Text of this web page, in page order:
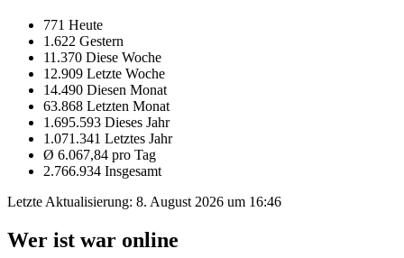
771 Heute
1.622 Gestern
11.370 Diese Woche
12.909 Letzte Woche
14.490 Diesen Monat
63.868 Letzten Monat
1.695.593 Dieses Jahr
1.071.341 Letztes Jahr
Ø 6.067,84 pro Tag
2.766.934 Insgesamt
Letzte Aktualisierung: 8. August 2026 um 16:46
Wer ist war online